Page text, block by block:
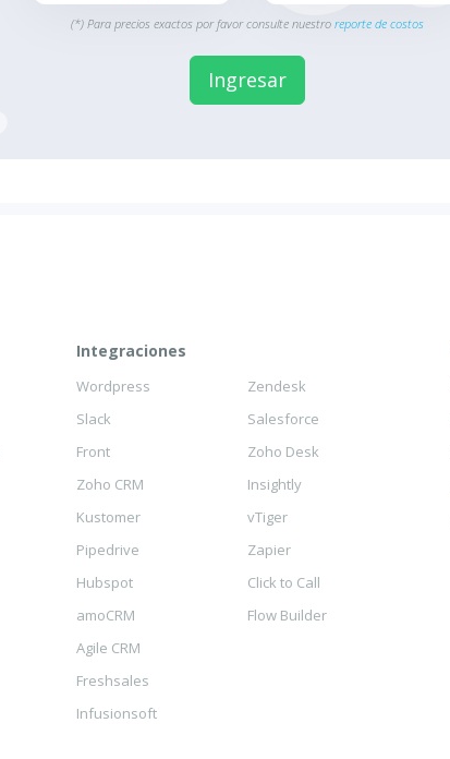
(*) Para precios exactos por favor consulte nuestro reporte de costos
Ingresar
Integraciones
Wordpress
Slack
Front
Zoho CRM
Kustomer
Pipedrive
Hubspot
amoCRM
Agile CRM
Freshsales
Infusionsoft
Zendesk
Salesforce
Zoho Desk
Insightly
vTiger
Zapier
Click to Call
Flow Builder